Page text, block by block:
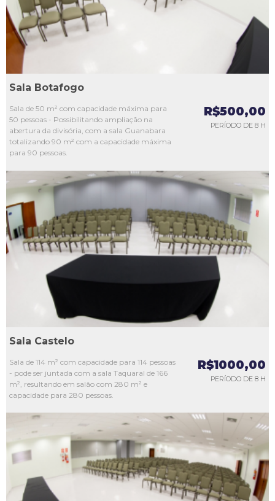
Sala Botafogo
Sala de 50 m² com capacidade máxima para
50 pessoas - Possibilitando ampliação na
abertura da divisória, com a sala Guanabara
totalizando 90 m² com a capacidade máxima
para 90 pessoas.
R$500,00
PERÍODO DE 8 H
L2
L3
L4
Sala Castelo
Sala de 114 m² com capacidade para 114 pessoas
- pode ser juntada com a sala Taquaral de 166
m², resultando em salão com 280 m² e
capacidade para 280 pessoas.
R$1000,00
PERÍODO DE 8 H
L3
L4